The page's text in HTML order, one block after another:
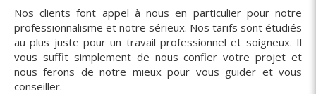
Nos clients font appel à nous en particulier pour notre
professionnalisme et notre sérieux. Nos tarifs sont étudiés
au plus juste pour un travail professionnel et soigneux. Il
vous suffit simplement de nous confier votre projet et
nous ferons de notre mieux pour vous guider et vous
conseiller.